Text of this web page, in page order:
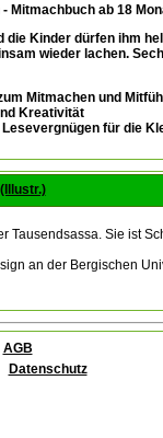
Mitmachbuch ab 18
Kinder dürfen ihm
wieder lachen.
Mitmachen und
Kreativität
für die
Tausendsassa. Sie ist
an der Bergischen
AGB
Datenschutz